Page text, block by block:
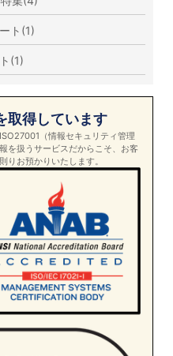
ト(1)
(1)
取得しています
（情報セキュリティ管理
を扱うサービスだからこそ、お客
りお預かりいたします。